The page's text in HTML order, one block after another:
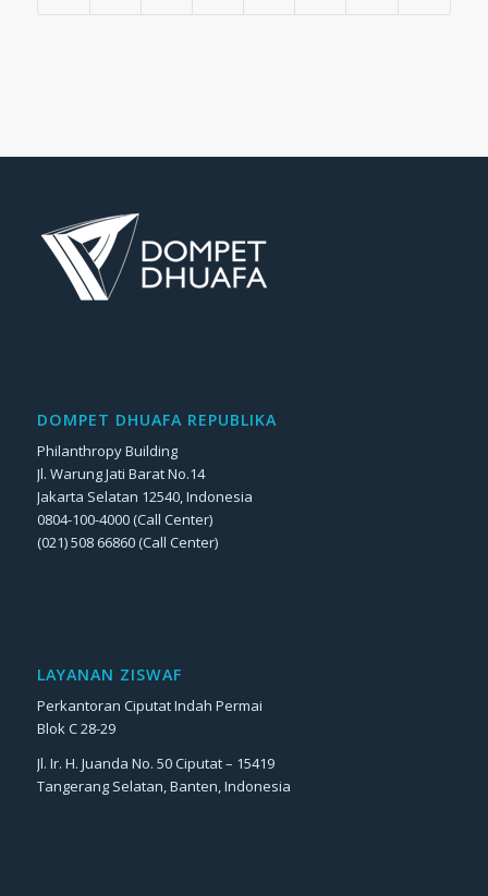
DOMPET DHUAFA REPUBLIKA
Philanthropy Building
Jl. Warung Jati Barat No.14
Jakarta Selatan 12540, Indonesia
0804-100-4000 (Call Center)
(021) 508 66860 (Call Center)
LAYANAN ZISWAF
Perkantoran Ciputat Indah Permai
Blok C 28-29
Jl. Ir. H. Juanda No. 50 Ciputat – 15419
Tangerang Selatan, Banten, Indonesia